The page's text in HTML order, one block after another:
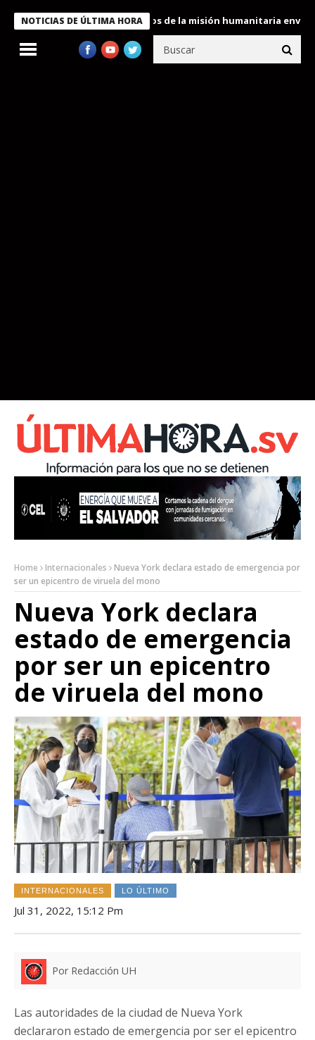
NOTICIAS DE ÚLTIMA HORA
condecora a miembros de la misión humanitaria enviada a
Home Internacionales
Nueva York declara estado de emergencia por
ser un epicentro de viruela del mono
Nueva York declara
estado de emergencia
por ser un epicentro
de viruela del mono
INTERNACIONALES LO ÚLTIMO
Jul 31, 2022, 15:12 Pm
Por Redacción UH
Las autoridades de la ciudad de Nueva York
declararon estado de emergencia por ser el epicentro